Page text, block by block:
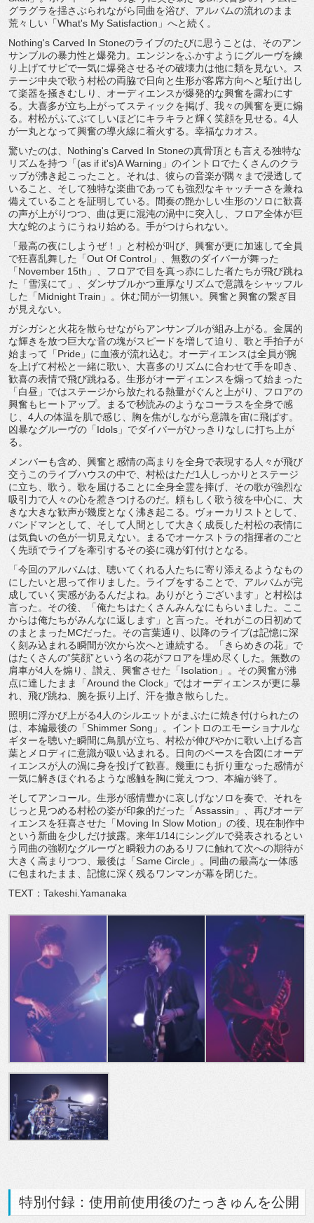
グラグラを揺さぶられながら同曲を浴び、アルバムの流れのまま
荒々しい「What's My Satisfaction」へと続く。
Nothing's Carved In Stoneのライブのたびに思うことは、そのアン
サンブルの暴力性と爆発力。エンジンをふかすようにグルーヴを練
り上げてサビで一気に爆発させるその破壊力は他に類を見ない。ス
テージ中央で歌う村松の両脇で日向と生形が客席方向へと駈け出し
て楽器を掻きむしり、オーディエンスが爆発的な興奮を露わにす
る。大喜多が立ち上がってスティックを掲げ、我々の興奮を更に煽
る。村松がふてぶてしいほどにキラキラと輝く笑顔を見せる。4人
が一丸となって興奮の導火線に着火する。幸福なカオス。
驚いたのは、Nothing's Carved In Stoneの真骨頂とも言える独特な
リズムを持つ「(as if it's)A Warning」のイントロでたくさんのクラ
ップが沸き起こったこと。それは、彼らの音楽が隅々まで浸透して
いること、そして独特な楽曲であっても強烈なキャッチーさを兼ね
備えていることを証明している。間奏の艶かしい生形のソロに歓喜
の声が上がりつつ、曲は更に混沌の渦中に突入し、フロア全体が巨
大な蛇のようにうねり始める。手がつけられない。
「最高の夜にしようぜ！」と村松が叫び、興奮が更に加速して全員
で狂喜乱舞した「Out Of Control」、無数のダイバーが舞った
「November 15th」、フロアで目を真っ赤にした者たちが飛び跳ね
た「雪渓にて」、ダンサブルかつ重厚なリズムで意識をシャッフル
した「Midnight Train」。休む間が一切無い。興奮と興奮の繋ぎ目
が見えない。
ガシガシと火花を散らせながらアンサンブルが組み上がる。金属的
な輝きを放つ巨大な音の塊がスピードを増して迫り、歌と手拍子が
始まって「Pride」に血液が流れ込む。オーディエンスは全員が腕
を上げて村松と一緒に歌い、大喜多のリズムに合わせて手を叩き、
歓喜の表情で飛び跳ねる。生形がオーディエンスを煽って始まった
「白昼」ではステージから放たれる熱量がぐんと上がり、フロアの
興奮もヒートアップ。まるで秒読みのようなコーラスを全身で感
じ、4人の体温を肌で感じ、胸を焦がしながら意識を宙に飛ばす。
凶暴なグルーヴの「Idols」でダイバーがひっきりなしに打ち上が
る。
メンバーも含め、興奮と感情の高まりを全身で表現する人々が飛び
交うこのライブハウスの中で、村松はただ1人しっかりとステージ
に立ち、歌う。歌を届けることに全身全霊を捧げ、その歌が強烈な
吸引力で人々の心を惹きつけるのだ。頼もしく歌う彼を中心に、大
きな大きな歓声が幾度となく沸き起こる。ヴォーカリストとして、
バンドマンとして、そして人間として大きく成長した村松の表情に
は気負いの色が一切見えない。まるでオーケストラの指揮者のごと
く先頭でライブを牽引するその姿に魂が釘付けとなる。
「今回のアルバムは、聴いてくれる人たちに寄り添えるようなもの
にしたいと思って作りました。ライブをすることで、アルバムが完
成していく実感があるんだよね。ありがとうございます」と村松は
言った。その後、「俺たちはたくさんみんなにもらいました。ここ
からは俺たちがみんなに返します」と言った。それがこの日初めて
のまとまったMCだった。その言葉通り、以降のライブは記憶に深
く刻み込まれる瞬間が次から次へと連続する。「きらめきの花」で
はたくさんの“笑顔”という名の花がフロアを埋め尽くした。無数の
肩車が4人を煽り、讃え、興奮させた「Isolation」。その興奮が沸
点に達したまま「Around the Clock」ではオーディエンスが更に暴
れ、飛び跳ね、腕を振り上げ、汗を撒き散らした。
照明に浮かび上がる4人のシルエットがまぶたに焼き付けられたの
は、本編最後の「Shimmer Song」。イントロのエモーショナルな
ギターを聴いた瞬間に鳥肌が立ち、村松が伸びやかに歌い上げる言
葉とメロディに意識が吸い込まれる。日向のベースを合図にオーデ
ィエンスが人の渦に身を投げて歓喜。幾重にも折り重なった感情が
一気に解きほぐれるような感触を胸に覚えつつ、本編が終了。
そしてアンコール。生形が感情豊かに哀しげなソロを奏で、それを
じっと見つめる村松の姿が印象的だった「Assassin」、再びオーデ
ィエンスを狂喜させた「Moving In Slow Motion」の後、現在制作中
という新曲を少しだけ披露。来年1/14にシングルで発表されるとい
う同曲の強靭なグルーヴと瞬殺力のあるリフに触れて次への期待が
大きく高まりつつ、最後は「Same Circle」。同曲の最高な一体感
に包まれたまま、記憶に深く残るワンマンが幕を閉じた。
TEXT：Takeshi.Yamanaka
特別付録：使用前使用後のたっきゅんを公開